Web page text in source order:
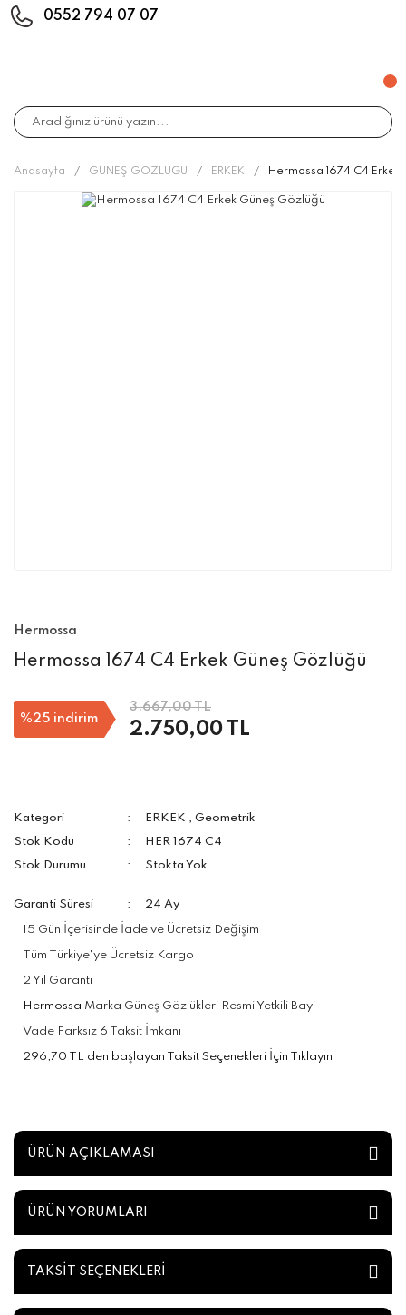
0552 794 07 07
Anasayfa GÜNEŞ GÖZLÜĞÜ ERKEK Hermossa 1674 C4
Hermossa
Hermossa 1674 C4 Erkek Güneş Gözlüğü
%25 indirim
3.667,00 TL
2.750,00 TL
Kategori ERKEK ,Geometrik
Stok Kodu
HER 1674 C4
Stok Durumu
Stokta Yok
Garanti Süresi 24 Ay
15 Gün İçerisinde İade ve Ücretsiz Değişim
Tüm Türkiye'ye Ücretsiz Kargo
2 Yıl Garanti
Hermossa Marka Güneş Gözlükleri Resmi Yetkili Bayi
Vade Farksız 6 Taksit İmkanı
296,70 TL den başlayan Taksit Seçenekleri İçin Tıklayın
ÜRÜN AÇIKLAMASI
ÜRÜN YORUMLARI
TAKSİT SEÇENEKLERİ